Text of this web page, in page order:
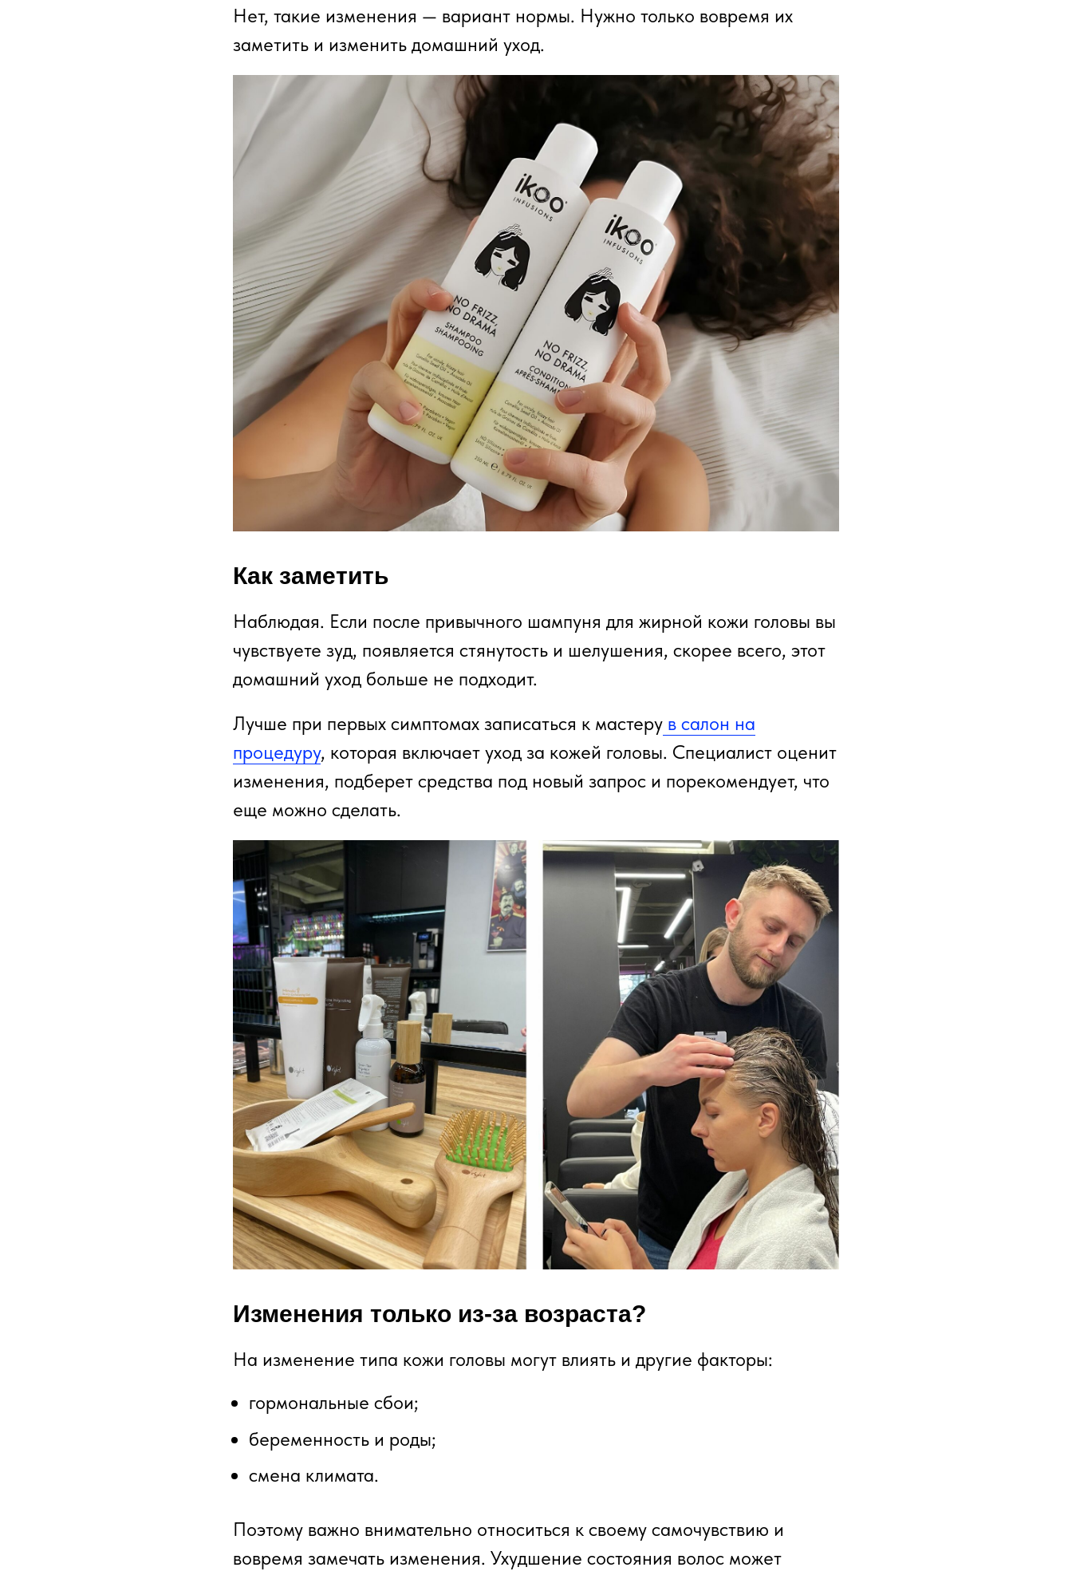
Нет, такие изменения — вариант нормы. Нужно только вовремя их
заметить и изменить домашний уход.
Как заметить
Наблюдая. Если после привычного шампуня для жирной кожи головы вы
чувствуете зуд, появляется стянутость и шелушения, скорее всего, этот
домашний уход больше не подходит.
Лучше при первых симптомах записаться к мастеру в салон на
процедуру, которая включает уход за кожей головы. Специалист оценит
изменения, подберет средства под новый запрос и порекомендует, что
еще можно сделать.
Изменения только из-за возраста?
На изменение типа кожи головы могут влиять и другие факторы:
гормональные сбои;
беременность и роды;
смена климата.
Поэтому важно внимательно относиться к своему самочувствию и
вовремя замечать изменения. Ухудшение состояния волос может